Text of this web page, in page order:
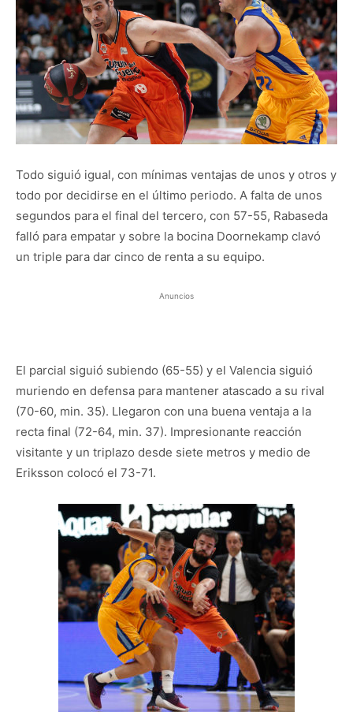
Todo siguió igual, con mínimas ventajas de unos y otros y
todo por decidirse en el último periodo. A falta de unos
segundos para el final del tercero, con 57-55, Rabaseda
falló para empatar y sobre la bocina Doornekamp clavó
un triple para dar cinco de renta a su equipo.
Anuncios
El parcial siguió subiendo (65-55) y el Valencia siguió
muriendo en defensa para mantener atascado a su rival
(70-60, min. 35). Llegaron con una buena ventaja a la
recta final (72-64, min. 37). Impresionante reacción
visitante y un triplazo desde siete metros y medio de
Eriksson colocó el 73-71.